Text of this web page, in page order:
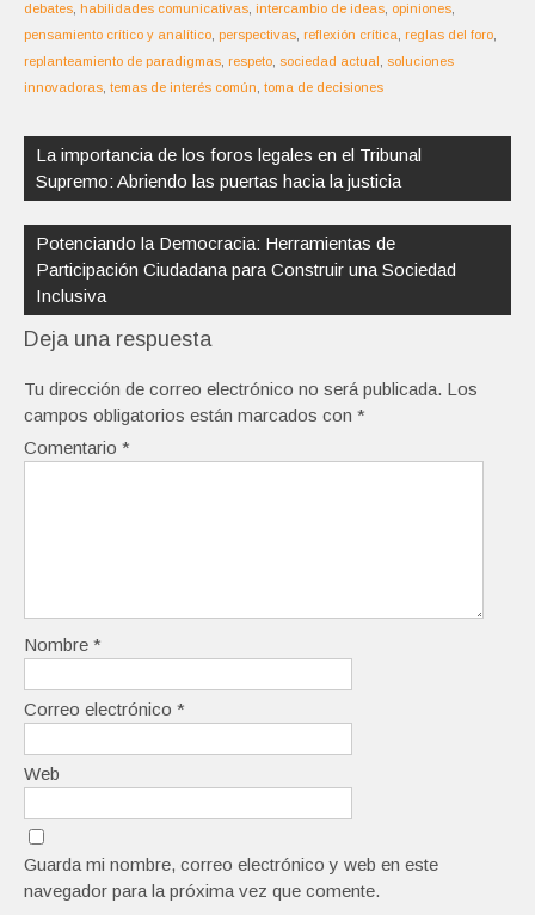
debates habilidades comunicativas intercambio de ideas opiniones
pensamiento crítico y analítico perspectivas reflexión crítica reglas del foro
replanteamiento de paradigmas respeto sociedad actual
soluciones
innovadoras temas de interés común toma de decisiones
de
entradas
La importancia de los foros legales en el Tribunal
Supremo: Abriendo las puertas hacia la justicia
Potenciando la Democracia: Herramientas de
Participación Ciudadana para Construir una Sociedad
Inclusiva
Deja una respuesta
Tu dirección de correo electrónico no será publicada. Los
campos obligatorios están marcados con *
Comentario *
Nombre *
Correo electrónico *
Web
Guarda mi nombre, correo electrónico y web en este
navegador para la próxima vez que comente.